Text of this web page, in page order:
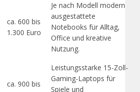
ca. 600 bis
1.300 Euro
Je nach Modell modern
ausgestattete
Notebooks für Alltag,
Office und kreative
Nutzung.
ca. 900 bis
Leistungsstarke 15-Zoll-
Gaming-Laptops für
Spiele und